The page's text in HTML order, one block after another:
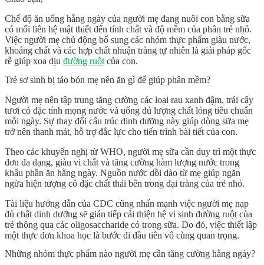
Chế độ ăn uống hằng ngày của người mẹ đang nuôi con bằng sữa
có mối liên hệ mật thiết đến tính chất và độ mềm của phân trẻ nhỏ.
Việc người mẹ chủ động bổ sung các nhóm thực phẩm giàu nước,
khoáng chất và các hợp chất nhuận tràng tự nhiên là giải pháp gốc
rễ giúp xoa dịu đường ruột của con.
Trẻ sơ sinh bị táo bón mẹ nên ăn gì để giúp phân mềm?
Người mẹ nên tập trung tăng cường các loại rau xanh đậm, trái cây
tươi có đặc tính mọng nước và uống đủ lượng chất lỏng tiêu chuẩn
mỗi ngày. Sự thay đổi cấu trúc dinh dưỡng này giúp dòng sữa mẹ
trở nên thanh mát, hỗ trợ đắc lực cho tiến trình bài tiết của con.
Theo các khuyến nghị từ WHO, người mẹ sữa cần duy trì một thực
đơn đa dạng, giàu vi chất và tăng cường hàm lượng nước trong
khẩu phần ăn hằng ngày. Nguồn nước dồi dào từ mẹ giúp ngăn
ngừa hiện tượng cô đặc chất thải bên trong đại tràng của trẻ nhỏ.
Tài liệu hướng dẫn của CDC cũng nhấn mạnh việc người mẹ nạp
đủ chất dinh dưỡng sẽ gián tiếp cải thiện hệ vi sinh đường ruột của
trẻ thông qua các oligosaccharide có trong sữa. Do đó, việc thiết lập
một thực đơn khoa học là bước đi đầu tiên vô cùng quan trọng.
Những nhóm thực phẩm nào người mẹ cần tăng cường hằng ngày?